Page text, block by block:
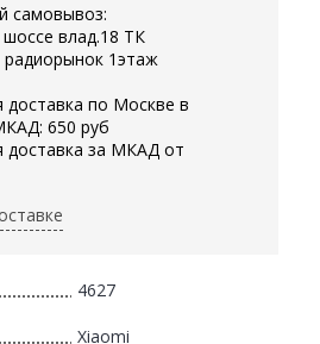
самовывоз:
влад.18 ТК
1этаж
доставка по Москве в
650 руб
доставка за МКАД от
4627
Xiaomi